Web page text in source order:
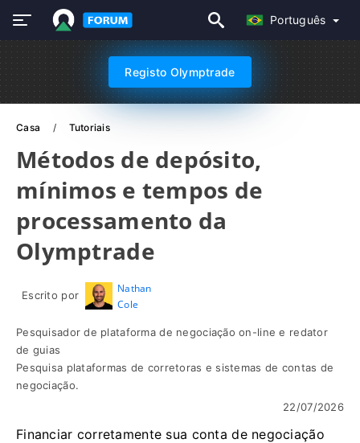
Português
Registo Olymptrade
Casa Tutoriais
Métodos de depósito,
mínimos e tempos de
processamento da
Olymptrade
Escrito por
Nathan
Cole
Pesquisador de plataforma de negociação on-line e redator
de guias
Pesquisa plataformas de corretoras e sistemas de contas de
negociação.
22/07/2026
Financiar corretamente sua conta de negociação